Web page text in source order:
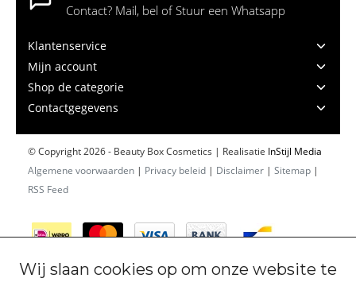
Contact? Mail, bel of Stuur een Whatsapp
Klantenservice
Mijn account
Shop de categorie
Contactgegevens
© Copyright 2026 - Beauty Box Cosmetics | Realisatie InStijl Media
Algemene voorwaarden | Privacy beleid | Disclaimer | Sitemap |
RSS Feed
Wij slaan cookies op om onze website te